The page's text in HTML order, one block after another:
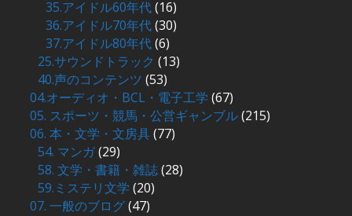
35.アイドル60年代(16)
36.アイドル70年代(30)
37.アイドル80年代(6)
25.サウンドトラック (13)
40.声のコンテンツ (53)
04.オーディオ・BCL・電子工学 (67)
05. スポーツ・競馬・公営ギャンブル(215)
06. 本・文学・文房具(77)
54. マンガ(29)
58. 文学・書籍・雑誌(28)
59.ミステリ文学 (20)
07. 一般のブログ(47)